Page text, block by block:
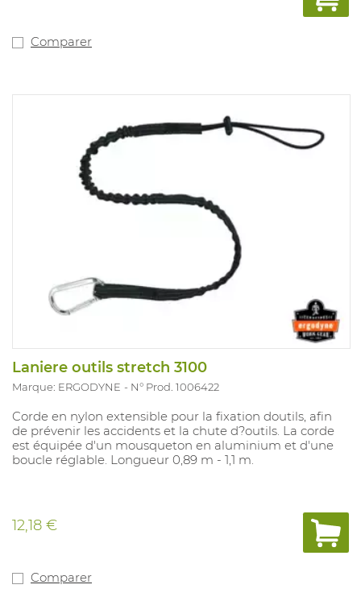
Comparer
Laniere outils stretch 3100
Marque: ERGODYNE N° Prod. 1006422
Corde en nylon extensible pour la fixation doutils, afin
de prévenir les accidents et la chute d?outils. La corde
est équipée d'un mousqueton en aluminium et d'une
boucle réglable. Longueur 0,89 m - 1,1 m.
12,18 €
Comparer